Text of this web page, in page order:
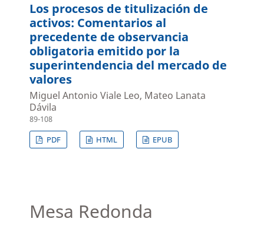
Los procesos de titulización de
activos: Comentarios al
precedente de observancia
obligatoria emitido por la
superintendencia del mercado de
valores
Miguel Antonio Viale Leo, Mateo Lanata
Dávila
89-108
PDF
HTML EPUB
Mesa Redonda